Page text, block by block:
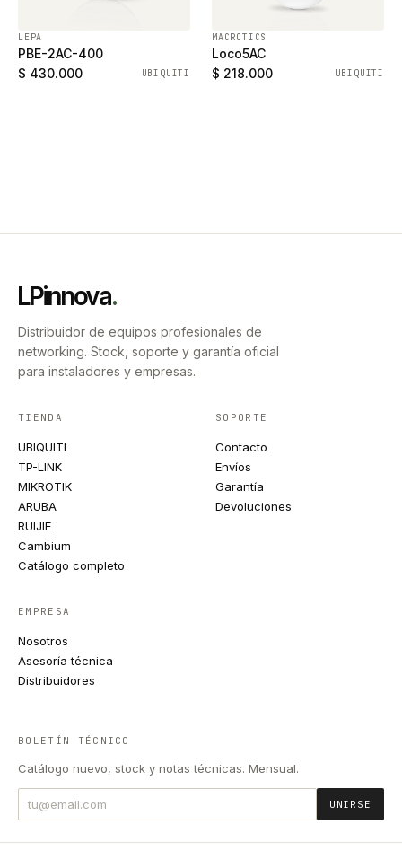
LEPA
PBE-2AC-400
$ 430.000
UBIQUITI
MACROTICS
Loco5AC
$ 218.000
UBIQUITI
LPinnova.
Distribuidor de equipos profesionales de
networking. Stock, soporte y garantía oficial
para instaladores y empresas.
TIENDA
UBIQUITI
TP-LINK
MIKROTIK
ARUBA
RUIJIE
Cambium
Catálogo completo
SOPORTE
Contacto
Envíos
Garantía
Devoluciones
EMPRESA
Nosotros
Asesoría técnica
Distribuidores
BOLETÍN TÉCNICO
Catálogo nuevo, stock y notas técnicas. Mensual.
UNIRSE